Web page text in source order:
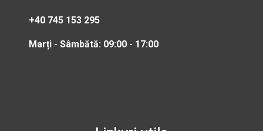
+40 745 153 295
Marți - Sâmbătă: 09:00 - 17:00